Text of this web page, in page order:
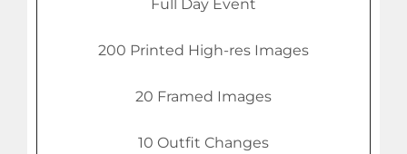
Full Day Event
200 Printed High-res Images
20 Framed Images
10 Outfit Changes